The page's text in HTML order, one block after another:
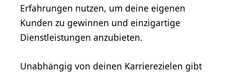
Erfahrungen nutzen, um deine eigenen
Kunden zu gewinnen und einzigartige
Dienstleistungen anzubieten.
Unabhängig von deinen Karrierezielen gibt